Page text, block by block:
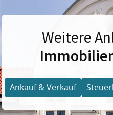
Weitere
Ankauf & Verkauf